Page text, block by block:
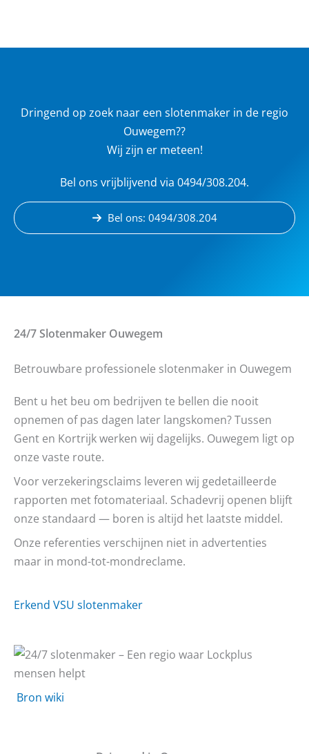
Dringend op zoek naar een slotenmaker in de regio
Ouwegem??
Wij zijn er meteen!
Bel ons vrijblijvend via 0494/308.204.
Bel ons: 0494/308.204
24/7 Slotenmaker Ouwegem
Betrouwbare professionele slotenmaker in Ouwegem
Bent u het beu om bedrijven te bellen die nooit
opnemen of pas dagen later langskomen? Tussen
Gent en Kortrijk werken wij dagelijks. Ouwegem ligt op
onze vaste route.
Voor verzekeringsclaims leveren wij gedetailleerde
rapporten met fotomateriaal. Schadevrij openen blijft
onze standaard — boren is altijd het laatste middel.
Onze referenties verschijnen niet in advertenties
maar in mond-tot-mondreclame.
Erkend VSU slotenmaker
Bron wiki